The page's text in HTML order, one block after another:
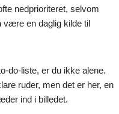
nedprioriteret, selvom
være en daglig kilde til
do-liste, er du ikke alene.
ruder, men det er her, en
ind i billedet.